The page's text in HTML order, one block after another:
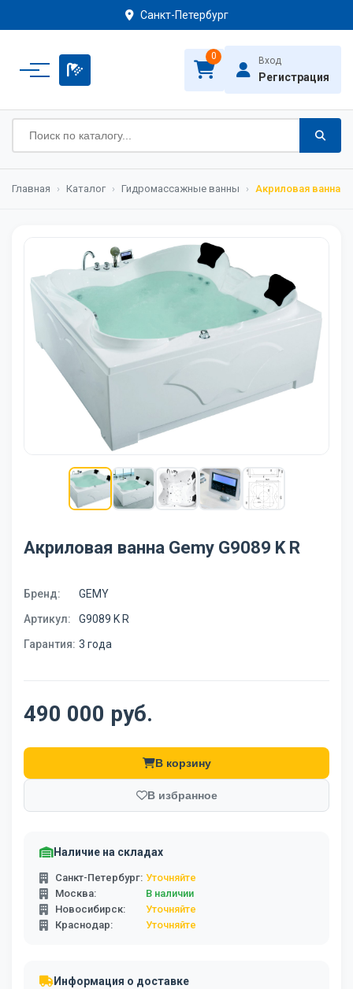
Санкт-Петербург
0 Вход
Регистрация
Главная › Каталог › Гидромассажные ванны › Акриловая ванна
Акриловая ванна Gemy G9089 K R
Бренд:
GEMY
Артикул:
G9089 K R
Гарантия: 3 года
490 000 руб.
В корзину
В избранное
Наличие на складах
Санкт-Петербург: Уточняйте
Москва:
В наличии
Новосибирск:
Уточняйте
Краснодар:
Уточняйте
Информация о доставке